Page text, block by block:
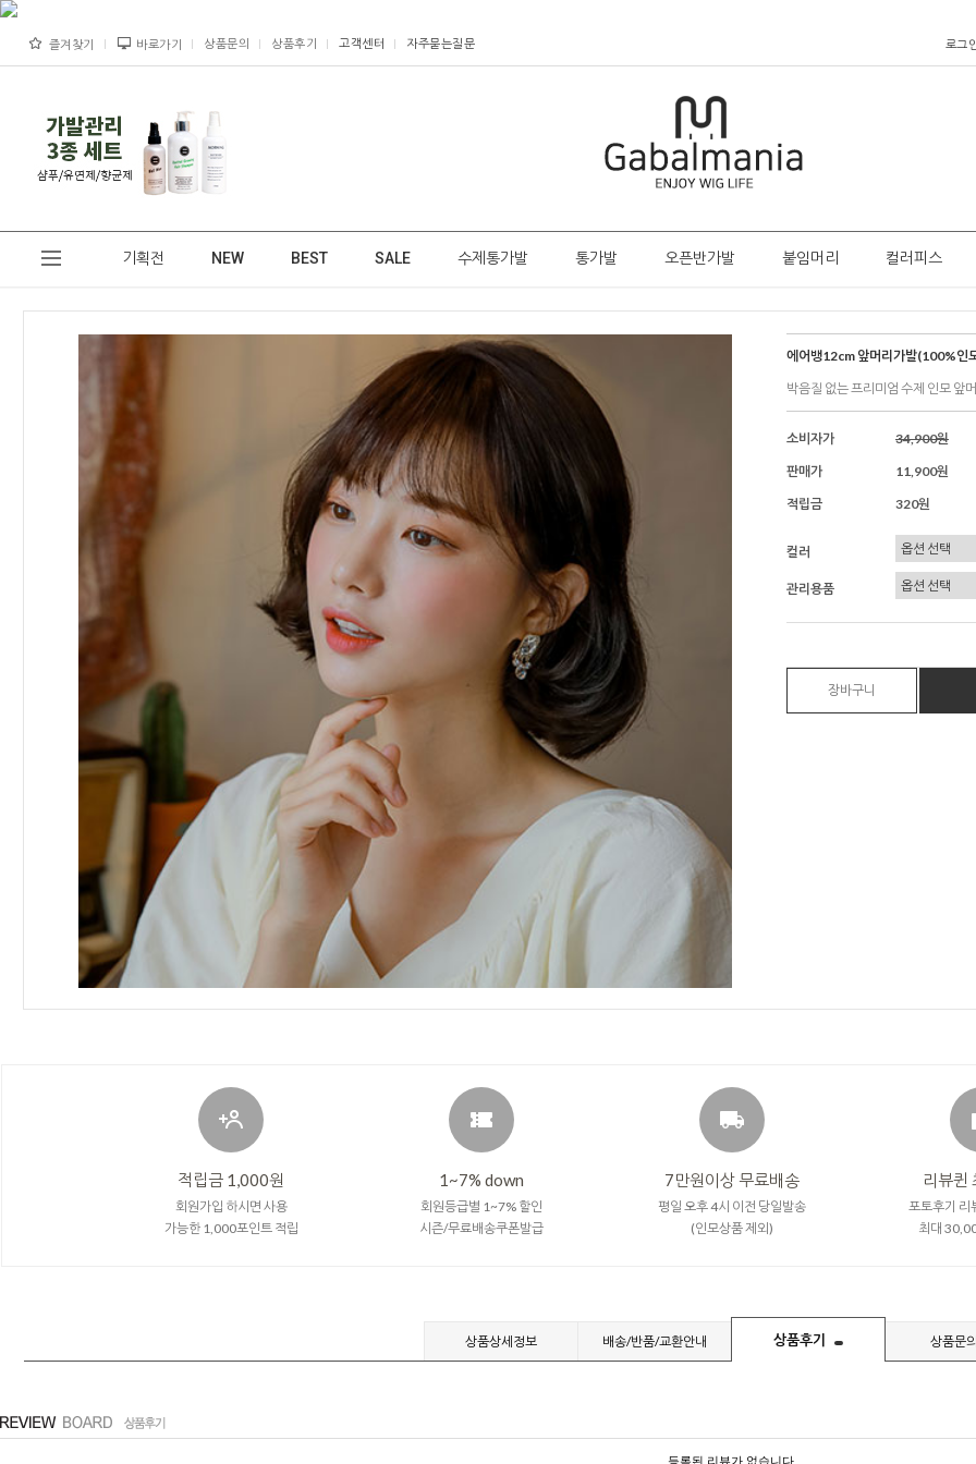
즐겨찾기 바로가기 상품문의 상품후기 고객센터 자주묻는질문 로그
기획전 NEW BEST SALE 수제통가발 통가발 오픈반가발 붙임머리 컬러피스
에어뱅12cm 앞머리가발(100%인
박음질 없는 프리미엄 수제 인모 앞
소비자가
34,900원
판매가
11,900원
적립금
320원
컬러
관리용품
장바구니
적립금 1,000원
회원가입 하시면 사용
가능한 1,000포인트 적립
1~7% down
회원등급별 1~7% 할인
시즌/무료배송쿠폰발급
7만원이상 무료배송
평일 오후 4시 이전 당일발송
(인모상품 제외)
리뷰퀸
포토후기 리
최대
상품상세정보 배송/반품/교환안내 상품후기 상품문의
등록된 리뷰가 없습니다.